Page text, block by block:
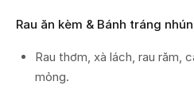
Rau ăn kèm & Bánh tráng
Rau thơm, xà lách, rau răm,
mỏng.